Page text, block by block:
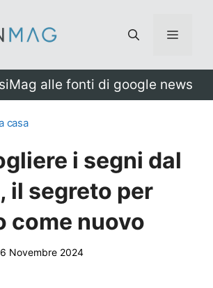
Menu
alle fonti di google news
casa
i segni dal
il segreto per
come nuovo
6 Novembre 2024